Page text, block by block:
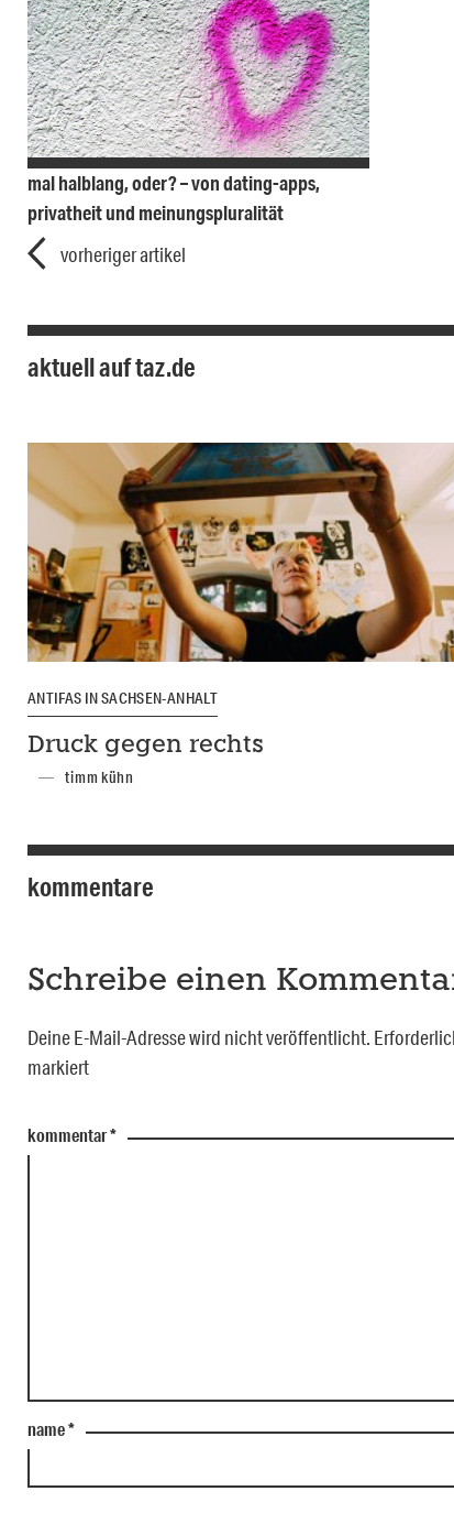
mal halblang, oder? – von dating-apps,
privatheit und meinungspluralität
vorheriger artikel
aktuell auf taz.de
ANTIFAS IN SACHSEN-ANHALT
Druck gegen rechts
timm kühn
kommentare
Schreibe einen
Deine E-Mail-Adresse wird nicht veröffentlicht.
markiert
kommentar*
name*